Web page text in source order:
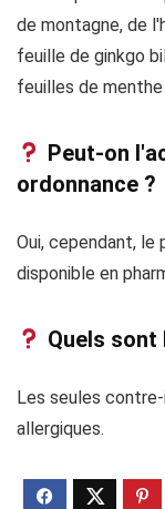
de montagne, de
feuille de ginkgo
feuilles de menthe
Peut-on
ordonnance ?
Oui, cependant,
disponible en
Quels
Les seules
allergiques.